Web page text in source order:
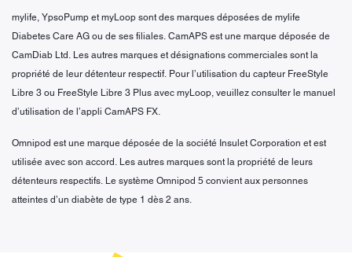
mylife, YpsoPump et myLoop sont des marques déposées de mylife
Diabetes Care AG ou de ses filiales. CamAPS est une marque déposée de
CamDiab Ltd. Les autres marques et désignations commerciales sont la
propriété de leur détenteur respectif. Pour l’utilisation du capteur FreeStyle
Libre 3 ou FreeStyle Libre 3 Plus avec myLoop, veuillez consulter le manuel
d’utilisation de l’appli CamAPS FX.
Omnipod est une marque déposée de la société Insulet Corporation et est
utilisée avec son accord. Les autres marques sont la propriété de leurs
détenteurs respectifs. Le système Omnipod 5 convient aux personnes
atteintes d’un diabète de type 1 dès 2 ans.